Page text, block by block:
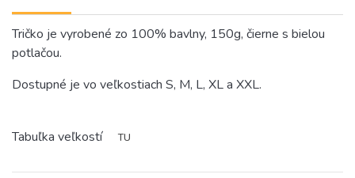
Tričko je vyrobené zo 100% bavlny, 150g, čierne s bielou
potlačou.
Dostupné je vo veľkostiach S, M, L, XL a XXL.
Tabuľka veľkostí TU